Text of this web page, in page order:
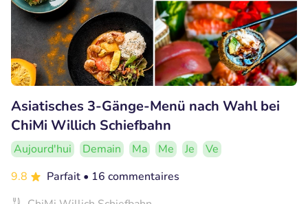
Asiatisches 3-Gänge-Menü nach Wahl bei
ChiMi Willich Schiefbahn
Aujourd'hui Demain Ma Me Je
Ve
9.8
Parfait • 16 commentaires